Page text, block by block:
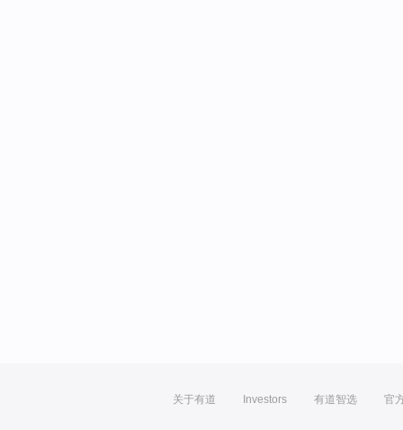
关于有道 Investors 有道智选 官